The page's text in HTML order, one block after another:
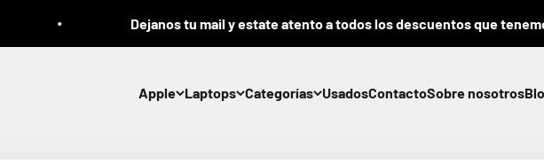
Dejanos tu mail y estate atento a todos los descuentos que tenemos
Apple Laptops Categorías UsadosContactoSobre nosotros